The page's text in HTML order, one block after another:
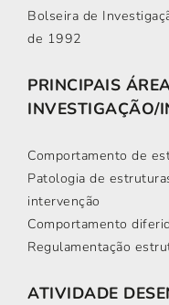
Bolseira de
de 1992
PRINCIPAIS
INVESTIGAÇÃO/
Comportamento de
Patologia de
intervenção
Comportamento
Regulamentação
ATIVIDADE